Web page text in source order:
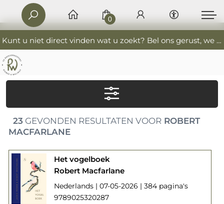
Kunt u niet direct vinden wat u zoekt? Bel ons gerust, we helpen u graag. 0341-552405 De Boekverkoopers
0
23GEVONDEN RESULTATEN VOORROBERT
MACFARLANE
Het vogelboek
Robert Macfarlane
Nederlands | 07-05-2026 | 384 pagina's
9789025320287